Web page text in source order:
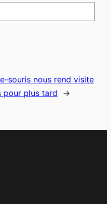
souris nous rend visite
pour plus tard →